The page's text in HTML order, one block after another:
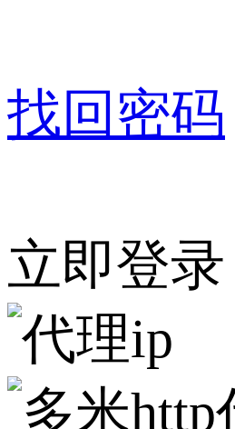
找回密码
立即登录